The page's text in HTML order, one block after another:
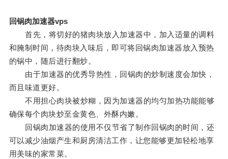
回锅肉加速器vps
首先，将切好的猪肉块放入加速器中，加入适量的调料
和腌制时间，待肉块入味后，即可将回锅肉加速器放入预热
的锅中，随后进行翻炒。
由于加速器的优秀导热性，回锅肉的炒制速度会加快，
而且味道更好。
不用担心肉块被炒糊，因为加速器的均匀加热功能能够
确保每个肉块炒至金黄色、外酥内嫩。
回锅肉加速器的使用不仅节省了制作回锅肉的时间，还
可以减少油烟产生和厨房清洁工作，让您能够更加轻松地享
用美味的家常菜。